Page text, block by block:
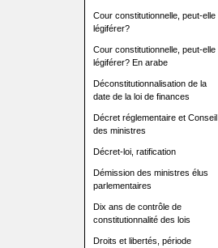
Cour constitutionnelle, peut-elle
légiférer?
Cour constitutionnelle, peut-elle
légiférer? En arabe
Déconstitutionnalisation de la
date de la loi de finances
Décret réglementaire et Conseil
des ministres
Décret-loi, ratification
Démission des ministres élus
parlementaires
Dix ans de contrôle de
constitutionnalité des lois
Droits et libertés, période